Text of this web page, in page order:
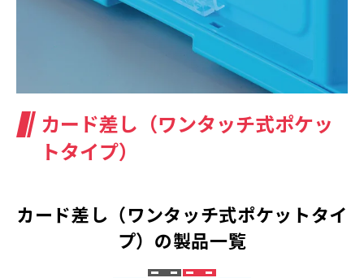
カード差し（ワンタッチ式ポケッ
トタイプ）
カード差し（ワンタッチ式ポケットタイ
プ）の製品一覧